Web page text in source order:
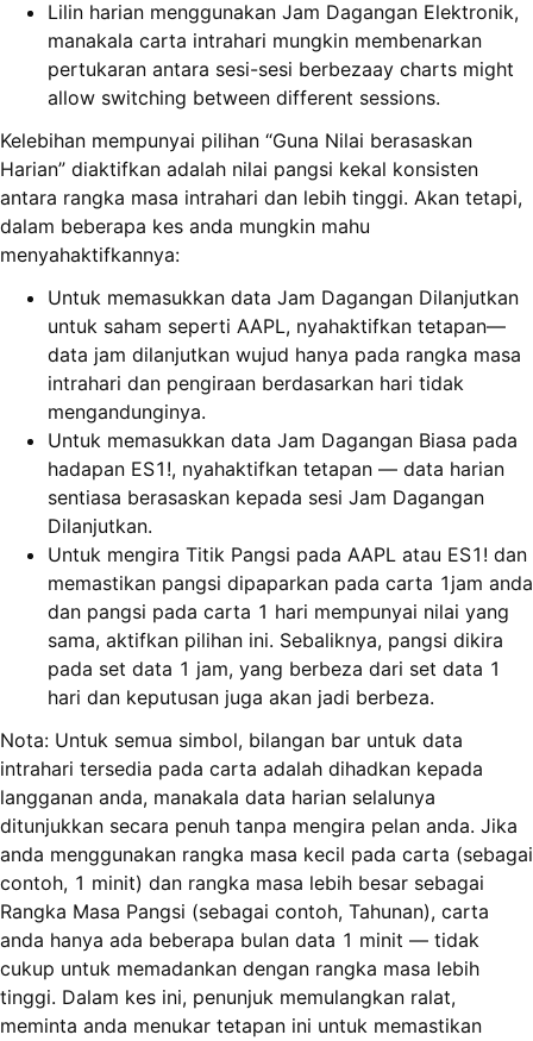
Lilin harian menggunakan Jam Dagangan Elektronik,
manakala carta intrahari mungkin membenarkan
pertukaran antara sesi-sesi berbezaay charts might
allow switching between different sessions.
Kelebihan mempunyai pilihan “Guna Nilai berasaskan
Harian” diaktifkan adalah nilai pangsi kekal konsisten
antara rangka masa intrahari dan lebih tinggi. Akan tetapi,
dalam beberapa kes anda mungkin mahu
menyahaktifkannya:
Untuk memasukkan data Jam Dagangan Dilanjutkan
untuk saham seperti AAPL, nyahaktifkan tetapan—
data jam dilanjutkan wujud hanya pada rangka masa
intrahari dan pengiraan berdasarkan hari tidak
mengandunginya.
Untuk memasukkan data Jam Dagangan Biasa pada
hadapan ES1!, nyahaktifkan tetapan — data harian
sentiasa berasaskan kepada sesi Jam Dagangan
Dilanjutkan.
Untuk mengira Titik Pangsi pada AAPL atau ES1! dan
memastikan pangsi dipaparkan pada carta 1jam anda
dan pangsi pada carta 1 hari mempunyai nilai yang
sama, aktifkan pilihan ini. Sebaliknya, pangsi dikira
pada set data 1 jam, yang berbeza dari set data 1
hari dan keputusan juga akan jadi berbeza.
Nota: Untuk semua simbol, bilangan bar untuk data
intrahari tersedia pada carta adalah dihadkan kepada
langganan anda, manakala data harian selalunya
ditunjukkan secara penuh tanpa mengira pelan anda. Jika
anda menggunakan rangka masa kecil pada carta (sebagai
contoh, 1 minit) dan rangka masa lebih besar sebagai
Rangka Masa Pangsi (sebagai contoh, Tahunan), carta
anda hanya ada beberapa bulan data 1 minit — tidak
cukup untuk memadankan dengan rangka masa lebih
tinggi. Dalam kes ini, penunjuk memulangkan ralat,
meminta anda menukar tetapan ini untuk memastikan